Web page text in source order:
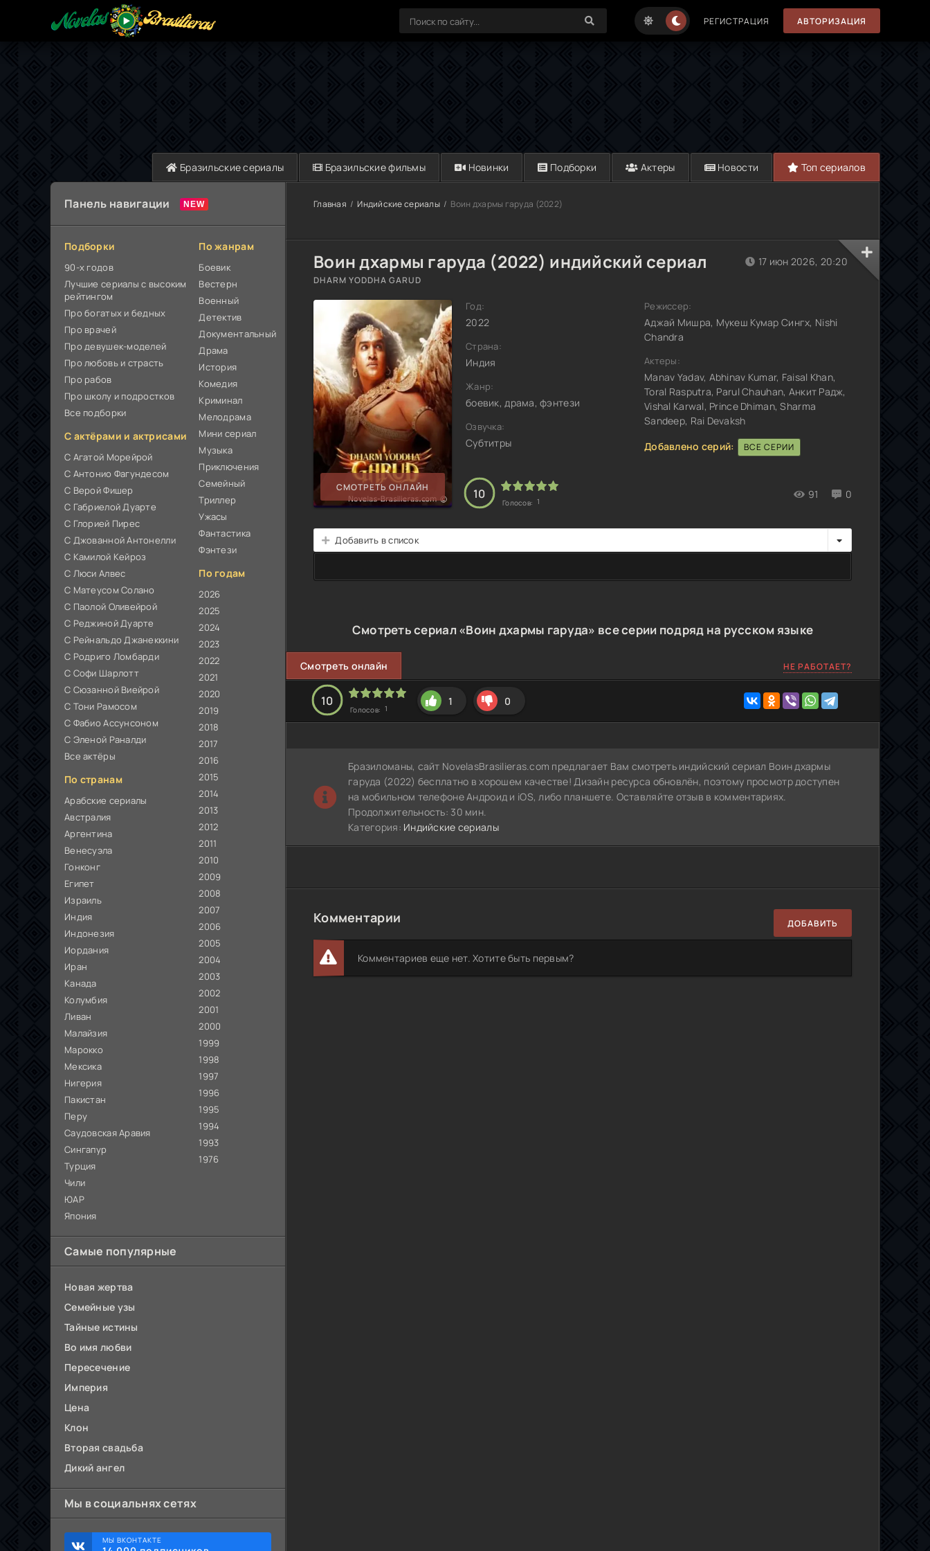
РЕГИСТРАЦИЯ АВТОРИЗАЦИЯ
Бразильские сериалы Бразильские фильмы Новинки Подборки Актеры Новости Топ сериалов
Панель навигации
Подборки
90-х годов
Лучшие сериалы с высоким
рейтингом
Про богатых и бедных
Про врачей
Про девушек-моделей
Про любовь и страсть
Про рабов
Про школу и подростков
Все подборки
С актёрами и актрисами
С Агатой Морейрой
С Антонио Фагундесом
С Верой Фишер
С Габриелой Дуарте
С Глорией Пирес
С Джованной Антонелли
С Камилой Кейроз
С Люси Алвес
С Матеусом Солано
С Паолой Оливейрой
С Реджиной Дуарте
С Рейнальдо Джанеккини
С Родриго Ломбарди
С Софи Шарлотт
С Сюзанной Виейрой
С Тони Рамосом
С Фабио Ассунсоном
С Эленой Раналди
Все актёры
По странам
Арабские сериалы
Австралия
Аргентина
Венесуэла
Гонконг
Египет
Израиль
Индия
Индонезия
Иордания
Иран
Канада
Колумбия
Ливан
Малайзия
Марокко
Мексика
Нигерия
Пакистан
Перу
Саудовская Аравия
Сингапур
Турция
Чили
ЮАР
Япония
По жанрам
Боевик
Вестерн
Военный
Детектив
Документальный
Драма
История
Комедия
Криминал
Мелодрама
Мини сериал
Музыка
Приключения
Семейный
Триллер
Ужасы
Фантастика
Фэнтези
По годам
2026
2025
2024
2023
2022
2021
2020
2019
2018
2017
2016
2015
2014
2013
2012
2011
2010
2009
2008
2007
2006
2005
2004
2003
2002
2001
2000
1999
1998
1997
1996
1995
1994
1993
1976
Самые популярные
Новая жертва
Семейные узы
Тайные истины
Во имя любви
Пересечение
Империя
Цена
Клон
Вторая свадьба
Дикий ангел
Мы в социальнях сетях
МЫ ВКОНТАКТЕ
Главная Индийские сериалы Воин дхармы гаруда (2022)
Воин дхармы гаруда (2022) индийский сериал
DHARM YODDHA GARUD
СМОТРЕТЬ ОНЛАЙН
Год:
2022
Страна:
Индия
Жанр:
боевик, драма, фэнтези
Озвучка:
Субтитры
10
Голосов: 1
91 0
17 июн 2026, 20:20
Режиссер:
Аджай Мишра, Мукеш Кумар Сингх, Nishi
Chandra
Актеры:
Manav Yadav, Abhinav Kumar, Faisal Khan,
Toral Rasputra, Parul Chauhan, Анкит Радж,
Vishal Karwal, Prince Dhiman, Sharma
Sandeep, Rai Devaksh
Добавлено серий:
ВСЕ СЕРИИ
Добавить в список
Смотреть сериал «Воин дхармы гаруда» все серии подряд на русском языке
Смотреть онлайн НЕ РАБОТАЕТ?
10
Голосов: 1
1 0
Бразиломаны, сайт NovelasBrasilieras.com предлагает Вам смотреть индийский сериал Воин дхармы
гаруда (2022) бесплатно в хорошем качестве! Дизайн ресурса обновлён, поэтому просмотр доступен
на мобильном телефоне Андроид и iOS, либо планшете. Оставляйте отзыв в комментариях.
Продолжительность: 30 мин.
Категория: Индийские сериалы
Комментарии ДОБАВИТЬ
Комментариев еще нет. Хотите быть первым?